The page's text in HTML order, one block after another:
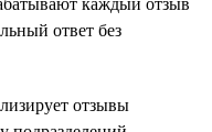
ответ без
отзывы